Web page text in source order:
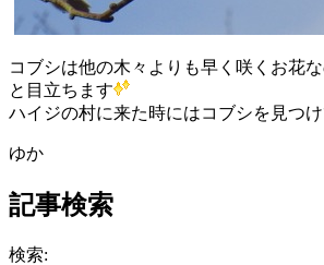
コブシは他の木々よりも早く咲くお花
と目立ちます
ハイジの村に来た時にはコブシを見つ
ゆか
記事検索
検索: